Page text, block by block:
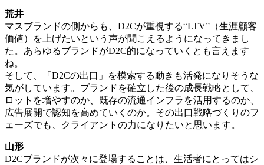
荒井
マスブランドの側からも、D2Cが重視する“LTV”（生涯顧客
価値）を上げたいという声が聞こえるようになってきまし
た。あらゆるブランドがD2C的になっていくとも言えます
ね。
そして、「D2Cの出口」を模索する動きも活発になりそうな
気がしています。ブランドを確立した後の成長戦略として、
ロットを増やすのか、既存の流通インフラを活用するのか、
広告展開で認知を高めていくのか。その出口戦略づくりのフ
ェーズでも、クライアントの力になりたいと思います。
山形
D2Cブランドが次々に登場することは、生活者にとってはシ